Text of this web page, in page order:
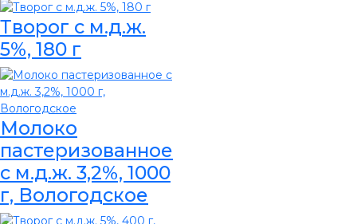
Творог с м.д.ж.
5%, 180 г
Молоко
пастеризованное
с м.д.ж. 3,2%, 1000
г, Вологодское